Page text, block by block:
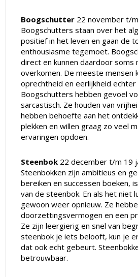
Boogschutter 22 november t/
Boogschutters staan over het
positief in het leven en gaan de
enthousiasme tegemoet.
direct en kunnen daardoor soms
overkomen. De meeste mensen
oprechtheid en eerlijkheid
Boogschutters hebben gevoel
sarcastisch. Ze houden van
hebben behoefte aan het
plekken en willen graag zo veel
ervaringen opdoen.
Steenbok 22 december t/m 19
Steenbokken zijn ambitieus en
bereiken en successen boeken,
van de steenbok. En als het niet
gewoon weer opnieuw. Ze
doorzettingsvermogen en een
Ze zijn leergierig en snel van
steenbok je iets belooft, kun je
dat ook echt gebeurt.
betrouwbaar.